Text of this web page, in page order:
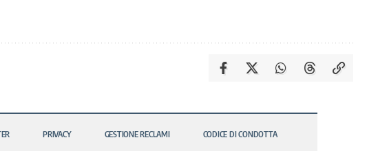
PRIVACY GESTIONE RECLAMI CODICE DI CONDOTTA